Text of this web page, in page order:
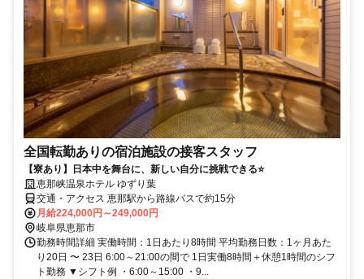
全国転勤ありの宿泊施設の接客スタッフ
【寮あり】日本中を舞台に、新しい自分に挑戦できる⭐
恵那峡温泉ホテル ゆずり葉
交通・アクセス 恵那駅から路線バスで約15分
月給224,000円～249,000円
岐阜県恵那市
勤務時間詳細 実働時間：1日あたり8時間 平均勤務日数：1ヶ月あた
り20日 〜 23日 6:00～21:00の間で 1日実働8時間＋休憩1時間のシフ
ト勤務 ▼シフト例 ・6:00～15:00 ・9...